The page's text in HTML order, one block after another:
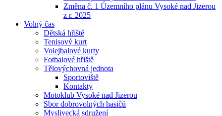
Změna č. 1 Územního plánu Vysoké nad Jizerou
z r. 2025
Volný čas
Dětská hřiště
Tenisový kurt
Volejbalové kurty
Fotbalové hřiště
Tělovýchovná jednota
Sportoviště
Kontakty
Motoklub Vysoké nad Jizerou
Sbor dobrovolných hasičů
Myslivecká sdružení